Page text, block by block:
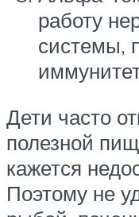
работу
системы,
Дети часто
полезной
кажется
Поэтому не